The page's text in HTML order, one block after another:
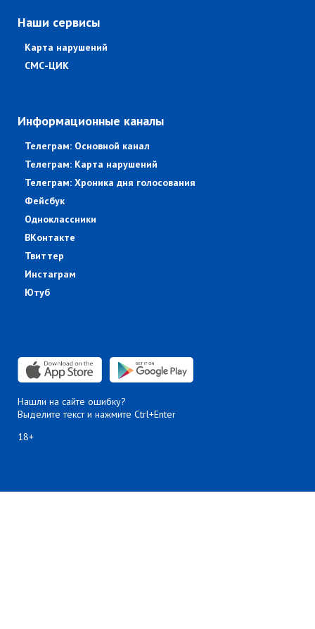
Наши сервисы
Карта нарушений
СМС-ЦИК
Информационные каналы
Телеграм: Основной канал
Телеграм: Карта нарушений
Телеграм: Хроника дня голосования
Фейсбук
Одноклассники
ВКонтакте
Твиттер
Инстаграм
Ютуб
Нашли на сайте ошибку?
Выделите текст и нажмите Ctrl+Enter
18+